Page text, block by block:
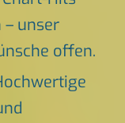
– unser
offen.